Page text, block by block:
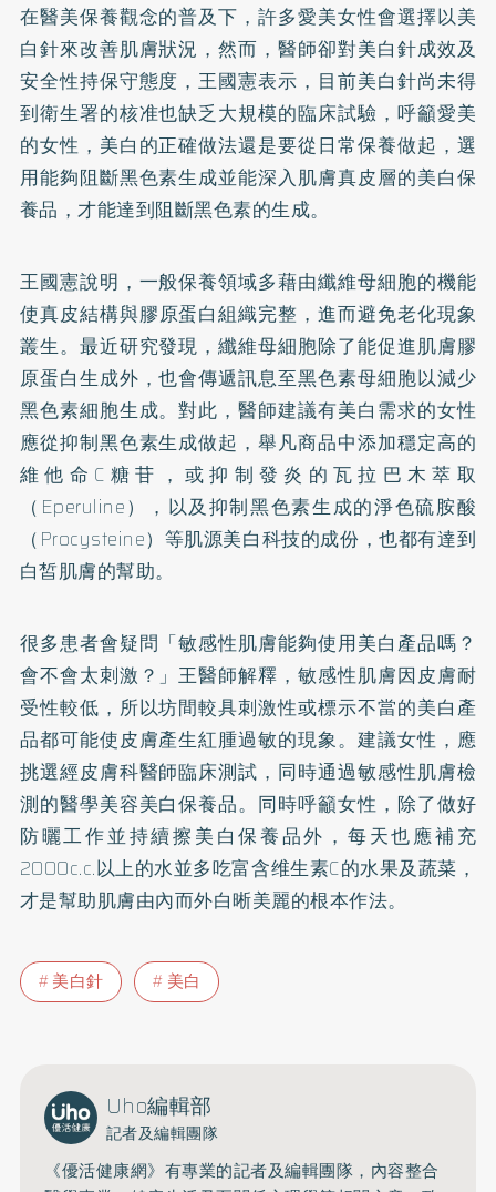
在醫美保養觀念的普及下，許多愛美女性會選擇以美
白針來改善肌膚狀況，然而，醫師卻對美白針成效及
安全性持保守態度，王國憲表示，目前美白針尚未得
到衛生署的核准也缺乏大規模的臨床試驗，呼籲愛美
的女性，美白的正確做法還是要從日常保養做起，選
用能夠阻斷黑色素生成並能深入肌膚真皮層的美白保
養品，才能達到阻斷黑色素的生成。
王國憲說明，一般保養領域多藉由纖維母細胞的機能
使真皮結構與膠原蛋白組織完整，進而避免老化現象
叢生。最近研究發現，纖維母細胞除了能促進肌膚膠
原蛋白生成外，也會傳遞訊息至黑色素母細胞以減少
黑色素細胞生成。對此，醫師建議有美白需求的女性
應從抑制黑色素生成做起，舉凡商品中添加穩定高的
維他命C糖苷，或抑制發炎的瓦拉巴木萃取
（Eperuline），以及抑制黑色素生成的淨色硫胺酸
（Procysteine）等肌源美白科技的成份，也都有達到
白皙肌膚的幫助。
很多患者會疑問「敏感性肌膚能夠使用美白產品嗎？
會不會太刺激？」王醫師解釋，敏感性肌膚因皮膚耐
受性較低，所以坊間較具刺激性或標示不當的美白產
品都可能使皮膚產生紅腫過敏的現象。建議女性，應
挑選經皮膚科醫師臨床測試，同時通過敏感性肌膚檢
測的醫學美容美白保養品。同時呼籲女性，除了做好
防曬工作並持續擦美白保養品外，每天也應補充
2000c.c.以上的水並多吃富含维生素C的水果及蔬菜，
才是幫助肌膚由內而外白晰美麗的根本作法。
美白針 美白
Uho編輯部
記者及編輯團隊
《優活健康網》有專業的記者及編輯團隊，內容整合